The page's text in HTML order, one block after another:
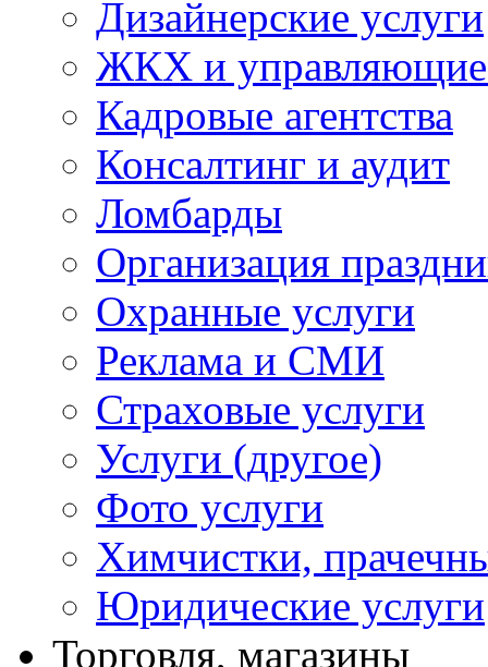
Дизайнерские услуги
ЖКХ и управляющие
Кадровые агентства
Консалтинг и аудит
Ломбарды
Организация
Охранные услуги
Реклама и СМИ
Страховые услуги
Услуги (другое)
Фото услуги
Химчистки,
Юридические услуги
Торговля, магазины